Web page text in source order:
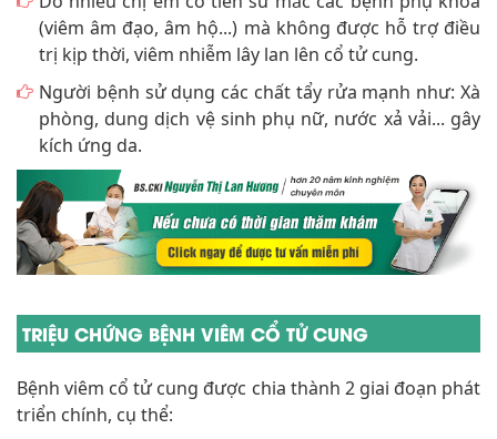
(viêm âm đạo, âm hộ...) mà không được hỗ trợ điều
trị kịp thời, viêm nhiễm lây lan lên cổ tử cung.
Người bệnh sử dụng các chất tẩy rửa mạnh như: Xà
phòng, dung dịch vệ sinh phụ nữ, nước xả vải... gây
kích ứng da.
TRIỆU CHỨNG BỆNH VIÊM CỔ TỬ CUNG
Bệnh viêm cổ tử cung được chia thành 2 giai đoạn phát
triển chính, cụ thể: